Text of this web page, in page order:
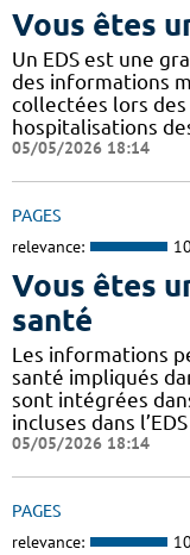
Vous êtes
Un EDS est une
des informations
collectées lors
hospitalisations
05/05/2026 18:14
PAGES
relevance:
Vous êtes
santé
Les informations
santé impliqués
sont intégrées
incluses dans
05/05/2026 18:14
PAGES
relevance: